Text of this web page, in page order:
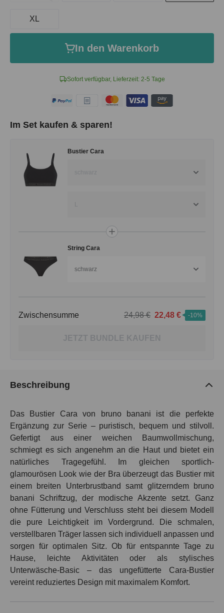
Sofort verfügbar, Lieferzeit: 2-5 Tage
XL
In den Warenkorb
Im Set kaufen & sparen!
Bustier Cara
schwarz
String Cara
schwarz
Zwischensumme 24,98 € 22,48 € -10%
JETZT BUNDLE KAUFEN
Beschreibung
Das Bustier Cara von bruno banani ist die perfekte
Ergänzung zur Serie – puristisch, bequem und stilvoll.
Gefertigt aus einer weichen Baumwollmischung,
schmiegt es sich angenehm an die Haut und bietet ein
natürliches Tragegefühl. Im gleichen sportlich-
glamourösen Look wie der Bra überzeugt das Bustier mit
einem breiten Unterbrustband samt glitzerndem bruno
banani Schriftzug, der modische Akzente setzt. Ganz
ohne Fütterung und Verschluss steht bei diesem Modell
die pure Leichtigkeit im Vordergrund. Die schmalen,
verstellbaren Träger lassen sich individuell anpassen und
sorgen für optimalen Sitz. Ob für entspannte Tage zu
Hause, leichte Aktivitäten oder als stylisches
Unterwäsche-Basic – das ungefütterte Cara-Bustier
vereint reduziertes Design mit maximalem Komfort.